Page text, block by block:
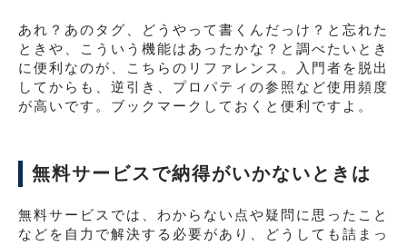
あれ？あのタグ、どうやって書くんだっけ？と忘れた
ときや、こういう機能はあったかな？と調べたいとき
に便利なのが、こちらのリファレンス。入門者を脱出
してからも、逆引き、プロパティの参照など使用頻度
が高いです。ブックマークしておくと便利ですよ。
無料サービスで納得がいかないときは
無料サービスでは、わからない点や疑問に思ったこと
などを自力で解決する必要があり、どうしても詰まっ